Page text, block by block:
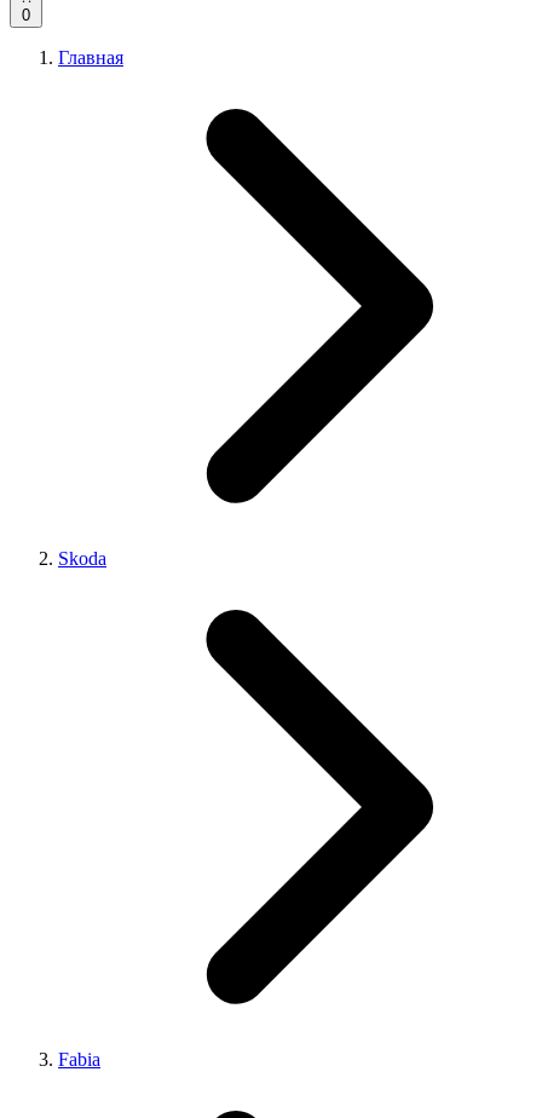
0
Главная
Skoda
Fabia